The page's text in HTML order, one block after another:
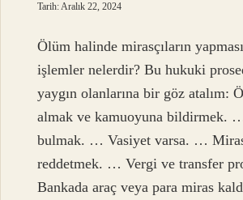
Tarih: Aralık 22, 2024
Ölüm halinde mirasçıların
işlemler nelerdir? Bu hukuki
yaygın olanlarına bir göz atalım:
almak ve kamuoyuna bildirmek.
bulmak. … Vasiyet varsa. …
reddetmek. … Vergi ve transfer
Bankada araç veya para miras